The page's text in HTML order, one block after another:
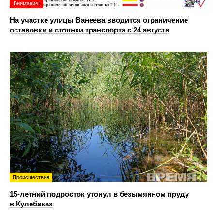
Внимание!
На участке улицы Ванеева вводится ограничение
остановки и стоянки транспорта с 24 августа
Происшествия
15-летний подросток утонул в безымянном пруду
в Кулебаках